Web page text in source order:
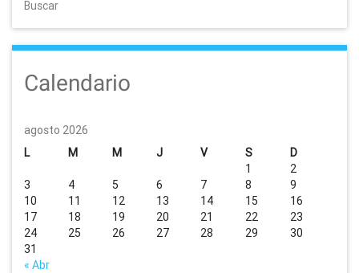
Buscar
Calendario
agosto 2026
L
M M J V S D
« Abr
1
2
3
4 5 6 7 8
9
10
11 12 13 14 15
16
17
18 19 20 21 22
23
24
25 26 27 28 29
30
31